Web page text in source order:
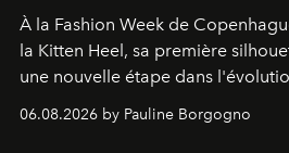
À la Fashion Week de
la Kitten Heel, sa première
une nouvelle étape dans
06.08.2026 by Pauline Borgogno